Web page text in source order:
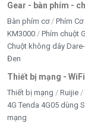
Gear - bàn phím -
Bàn phím cơ Phím
KM3000
Phím chuột
Chuột không dây
Đen
Thiết bị mạng - WiFi
Thiết bị mạng Ruijie
4G Tenda 4G05 dùng
mạng